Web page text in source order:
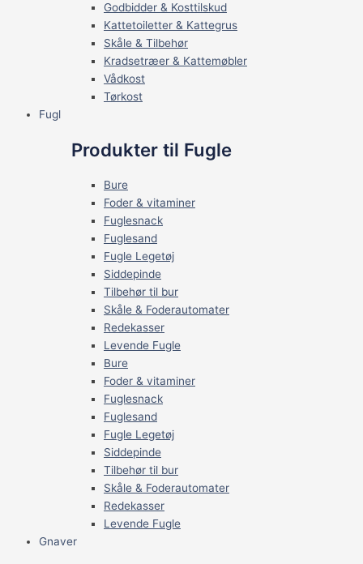
Godbidder & Kosttilskud
Kattetoiletter & Kattegrus
Skåle & Tilbehør
Kradsetræer & Kattemøbler
Vådkost
Tørkost
Fugl
Produkter til Fugle
Bure
Foder & vitaminer
Fuglesnack
Fuglesand
Fugle Legetøj
Siddepinde
Tilbehør til bur
Skåle & Foderautomater
Redekasser
Levende Fugle
Bure
Foder & vitaminer
Fuglesnack
Fuglesand
Fugle Legetøj
Siddepinde
Tilbehør til bur
Skåle & Foderautomater
Redekasser
Levende Fugle
Gnaver